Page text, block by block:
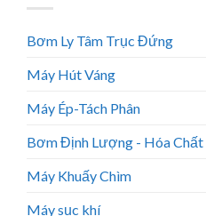
Bơm Ly Tâm Trục Đứng
Máy Hút Váng
Máy Ép-Tách Phân
Bơm Định Lượng - Hóa Chất
Máy Khuấy Chìm
Máy sục khí